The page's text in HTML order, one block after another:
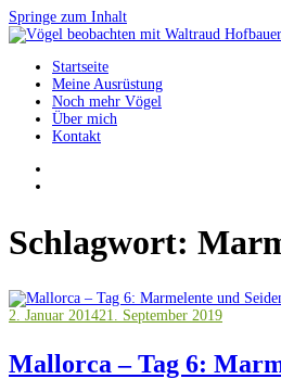
Springe zum Inhalt
Vögel beobachten mit
Startseite
Meine Ausrüstung
Noch mehr Vögel
Über mich
Kontakt
Schlagwort:
2. Januar 201421. September 2019
Mallorca – Tag 6: